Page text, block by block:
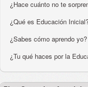
¿Hace cuánto no te
¿Qué es Educación
¿Sabes cómo aprendo yo?
¿Tu qué haces por la